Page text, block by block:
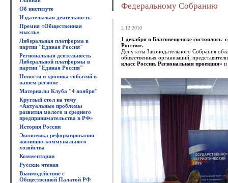
Об институте
Издательская деятельность
Премия «Общественная
мысль»
Либеральная платформа в
партии "Единая Россия"
Региональная деятельность
Либеральной платформы в
партии "Единая Россия"
Новости и хроника событий в
вашем регионе
Материалы Клуба "4 ноября"
Круглый стол на тему
«Актуальные проблемы
развития малого и среднего
предпринимательства в РФ»
История России
Экономика реформирования
жилищно-коммунального
хозяйства
Комментарии
Русские чтения
Взаимодействие с
Общественной Палатой РФ
Федеральному Собранию
2.12.2010
1 декабря в Благовещенске состоялось
Россия».
Депутаты Законодательного Собрания
общественных организаций,
класс России. Региональная проекция» и